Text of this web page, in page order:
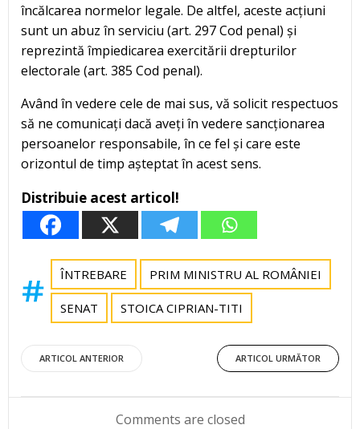
încălcarea normelor legale. De altfel, aceste acțiuni
sunt un abuz în serviciu (art. 297 Cod penal) și
reprezintă împiedicarea exercitării drepturilor
electorale (art. 385 Cod penal).
Având în vedere cele de mai sus, vă solicit respectuos
să ne comunicați dacă aveți în vedere sancționarea
persoanelor responsabile, în ce fel și care este
orizontul de timp așteptat în acest sens.
Distribuie acest articol!
ÎNTREBARE PRIM MINISTRU AL ROMÂNIEI
SENAT STOICA CIPRIAN-TITI
Post
navigation
ARTICOL ANTERIOR
Post
navigation
ARTICOL URMĂTOR
Comments are closed